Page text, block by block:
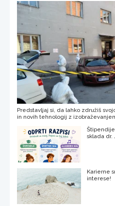
Predstavljaj si, da lahko združiš
in novih tehnologij z
sklada dr.
Karierne
interese!